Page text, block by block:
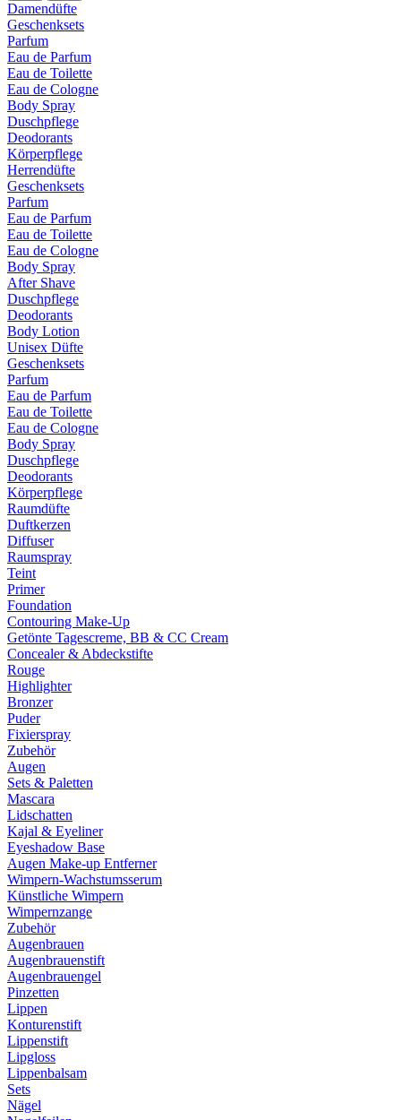
Damendüfte
Geschenksets
Parfum
Eau de Parfum
Eau de Toilette
Eau de Cologne
Body Spray
Duschpflege
Deodorants
Körperpflege
Herrendüfte
Geschenksets
Parfum
Eau de Parfum
Eau de Toilette
Eau de Cologne
Body Spray
After Shave
Duschpflege
Deodorants
Body Lotion
Unisex Düfte
Geschenksets
Parfum
Eau de Parfum
Eau de Toilette
Eau de Cologne
Body Spray
Duschpflege
Deodorants
Körperpflege
Raumdüfte
Duftkerzen
Diffuser
Raumspray
Teint
Primer
Foundation
Contouring Make-Up
Getönte Tagescreme, BB & CC Cream
Concealer & Abdeckstifte
Rouge
Highlighter
Bronzer
Puder
Fixierspray
Zubehör
Augen
Sets & Paletten
Mascara
Lidschatten
Kajal & Eyeliner
Eyeshadow Base
Augen Make-up Entferner
Wimpern-Wachstumsserum
Künstliche Wimpern
Wimpernzange
Zubehör
Augenbrauen
Augenbrauenstift
Augenbrauengel
Pinzetten
Lippen
Konturenstift
Lippenstift
Lipgloss
Lippenbalsam
Sets
Nägel